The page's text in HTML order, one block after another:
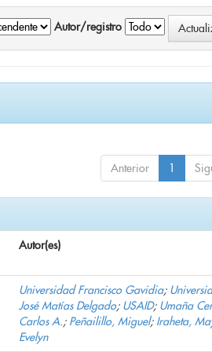
Autor/registro
Anterior 1
Autor(es)
Universidad Francisco Gavidia;
José Matías Delgado; USAID; Umaña
Carlos A.; Peñailillo, Miguel; Iraheta,
Evelyn